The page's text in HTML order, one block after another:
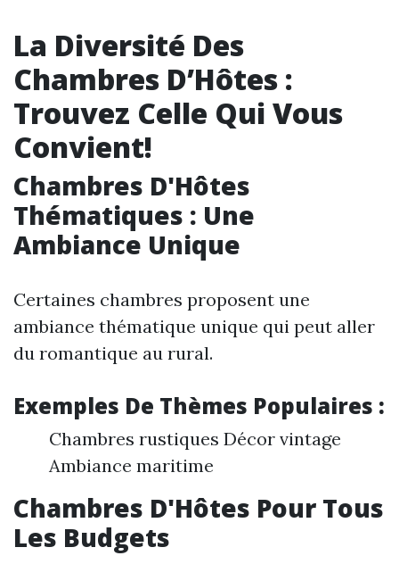
La Diversité Des
Chambres D’Hôtes :
Trouvez Celle Qui Vous
Convient!
Chambres D'Hôtes
Thématiques : Une
Ambiance Unique
Certaines chambres proposent une
ambiance thématique unique qui peut aller
du romantique au rural.
Exemples De Thèmes Populaires :
Chambres rustiques Décor vintage
Ambiance maritime
Chambres D'Hôtes Pour Tous
Les Budgets